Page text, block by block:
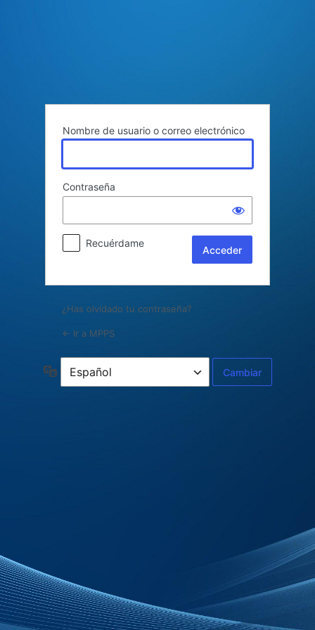
Nombre de usuario o correo electrónico
Contraseña
Recuérdame
¿Has olvidado tu contraseña?
← Ir a MPPS
Idioma